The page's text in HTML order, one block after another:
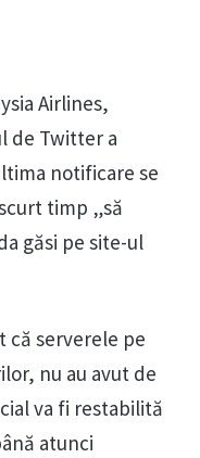
Airlines,
de Twitter a
notificare se
timp „să
găsi pe site-ul
că serverele pe
nu au avut de
va fi restabilită
atunci